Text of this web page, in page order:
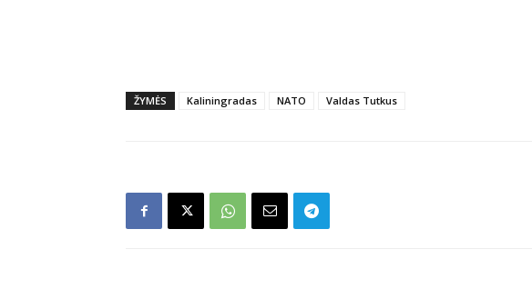
ŽYMĖS Kaliningradas NATO Valdas Tutkus